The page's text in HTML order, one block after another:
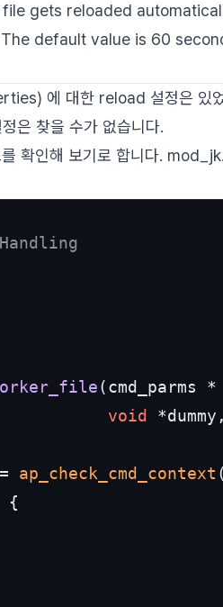
gets reloaded
default value is 60
에 대한 reload 설정은 있
은 찾을 수가 없습니다.
확인해 보기로 합니다.
(cmd_parms *
void
ap_check_cmd_context
{